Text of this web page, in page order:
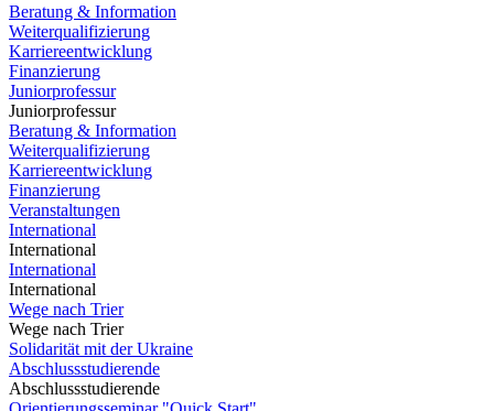
Beratung & Information
Weiterqualifizierung
Karriereentwicklung
Finanzierung
Juniorprofessur
Juniorprofessur
Beratung & Information
Weiterqualifizierung
Karriereentwicklung
Finanzierung
Veranstaltungen
International
International
International
International
Wege nach Trier
Wege nach Trier
Solidarität mit der Ukraine
Abschlussstudierende
Abschlussstudierende